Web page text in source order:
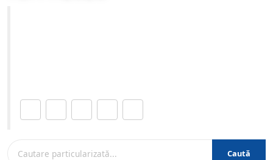
Caută